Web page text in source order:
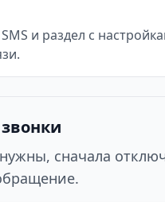
и раздел с
сначала